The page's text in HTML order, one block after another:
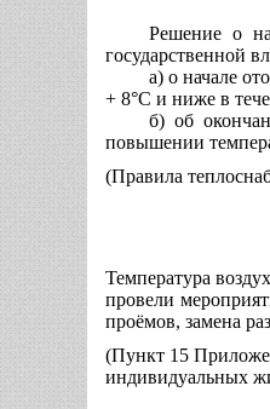
Решение о
государственной
а) о начале
+ 8°С и ниже в
б) об
повышении
(Правила
Температура
провели
проёмов, замена
(Пункт 15
индивидуальных